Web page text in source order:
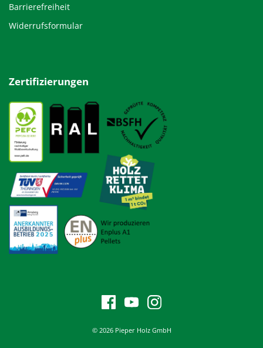
Barrierefreiheit
Widerrufsformular
Zertifizierungen
© 2026 Pieper Holz GmbH